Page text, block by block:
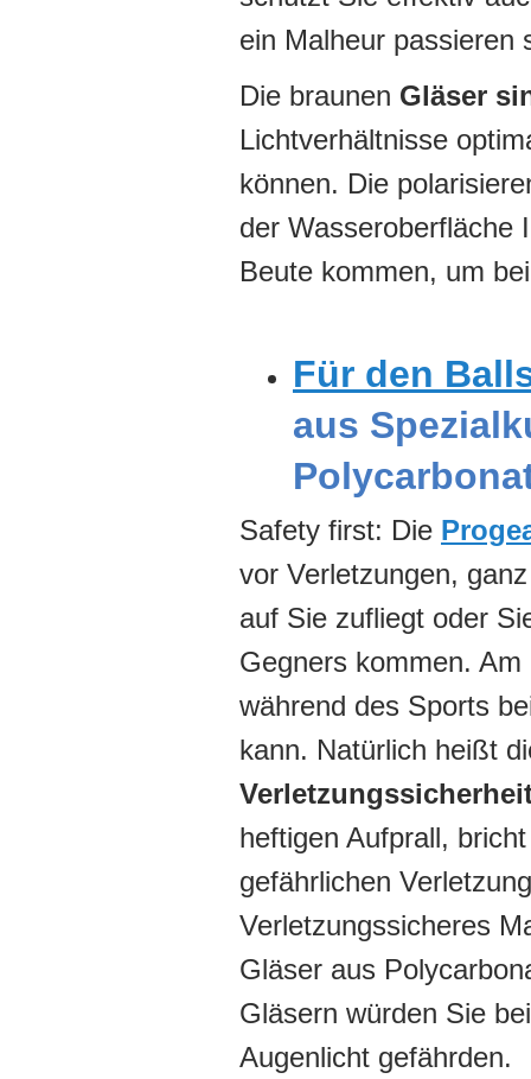
ein Malheur passieren
Die braunen Gläser
Lichtverhältnisse
können. Die
der Wasseroberfläche
Beute kommen, um
Für den
aus
Safety first: Die
vor Verletzungen,
auf Sie zufliegt oder
Gegners kommen.
während des Sports
kann. Natürlich heißt
heftigen Aufprall,
gefährlichen
Verletzungssicheres
Gläser aus
Gläsern würden Sie
Augenlicht gefährden.